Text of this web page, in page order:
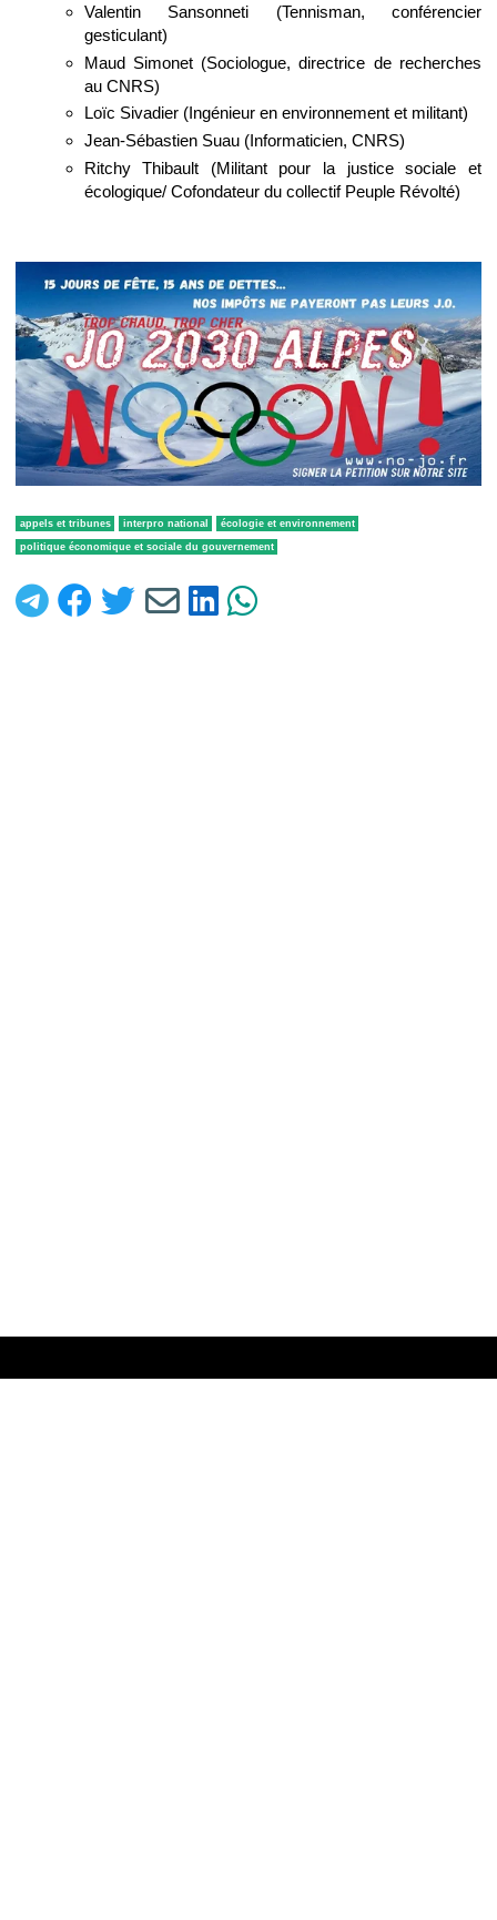
Valentin Sansonneti (Tennisman, conférencier
gesticulant)
Maud Simonet (Sociologue, directrice de recherches
au CNRS)
Loïc Sivadier (Ingénieur en environnement et militant)
Jean-Sébastien Suau (Informaticien, CNRS)
Ritchy Thibault (Militant pour la justice sociale et
écologique/ Cofondateur du collectif Peuple Révolté)
appels et tribunes interpro national écologie et environnement
politique économique et sociale du gouvernement